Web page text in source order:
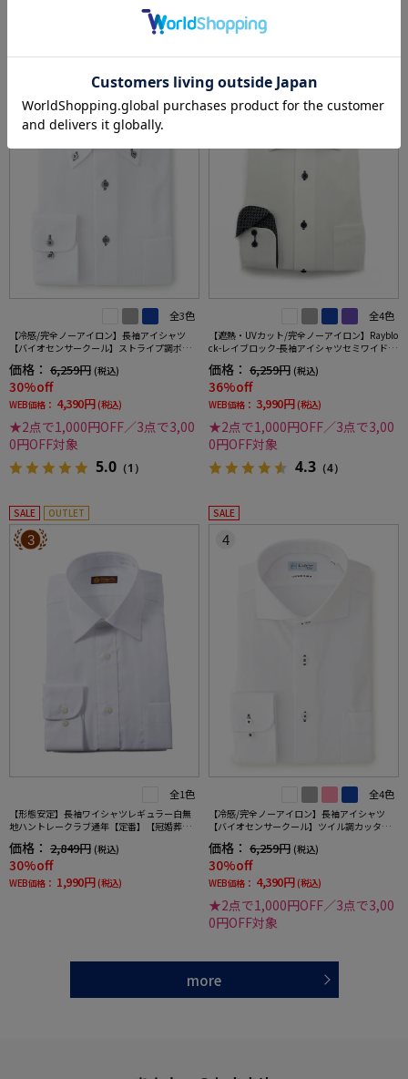
1
全3色
【冷感/完全ノーアイロン】長袖アイシャツ
【バイオセンサークール】ストライプ調ボタ
効果吸汗速乾ワイシャツ春夏
価格： 6,259円 (税込)
30%off
WEB価格： 4,390円 (税込)
★2点で1,000円OFF／3点で3,00
0円OFF対象
5.0 （1）
SALE OUTLET
2
全4色
【遮熱・UVカット/完全ノーアイロン】Rayblo
ck-レイブロック-長袖アイシャツセミワイドス
価格： 6,259円 (税込)
36%off
WEB価格： 3,990円 (税込)
★2点で1,000円OFF／3点で3,00
0円OFF対象
4.3 （4）
SALE OUTLET
3
全1色
【形態安定】長袖ワイシャツレギュラー白無
地ハントレークラブ通年【定番】【冠婚葬祭/
価格： 2,849円 (税込)
30%off
WEB価格： 1,990円 (税込)
SALE
4
全4色
【冷感/完全ノーアイロン】長袖アイシャツ
【バイオセンサークール】ツイル調カッタウ
汗速乾ワイシャツ春夏
価格： 6,259円 (税込)
30%off
WEB価格： 4,390円 (税込)
★2点で1,000円OFF／3点で3,00
0円OFF対象
more